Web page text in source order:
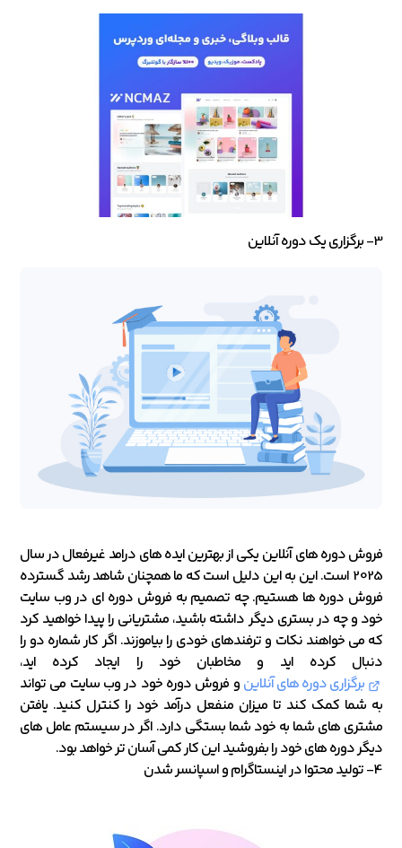
3- برگزاری یک دوره آنلاین
فروش دوره های آنلاین یکی از بهترین ایده های درامد غیرفعال در سال
2025 است. این به این دلیل است که ما همچنان شاهد رشد گسترده
فروش دوره ها هستیم. چه تصمیم به فروش دوره ای در وب سایت
خود و چه در بستری دیگر داشته باشید، مشتریانی را پیدا خواهید کرد
که می خواهند نکات و ترفندهای خودی را بیاموزند. اگر کار شماره دو را
دنبال کرده اید و مخاطبان خود را ایجاد کرده اید،
برگزاری دوره های آنلاین و فروش دوره خود در وب سایت می تواند
به شما کمک کند تا میزان منفعل درآمد خود را کنترل کنید. یافتن
مشتری های شما به خود شما بستگی دارد. اگر در سیستم عامل های
دیگر دوره های خود را بفروشید این کار کمی آسان تر خواهد بود.
4- تولید محتوا در اینستاگرام و اسپانسر شدن